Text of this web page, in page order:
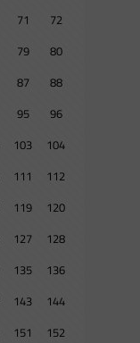
71
72
79
80
87
88
95
96
103
104
111
112
119
120
127
128
135
136
143
144
151
152